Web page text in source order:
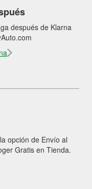
después de Klarna
opción de Envío al
Gratis en Tienda.